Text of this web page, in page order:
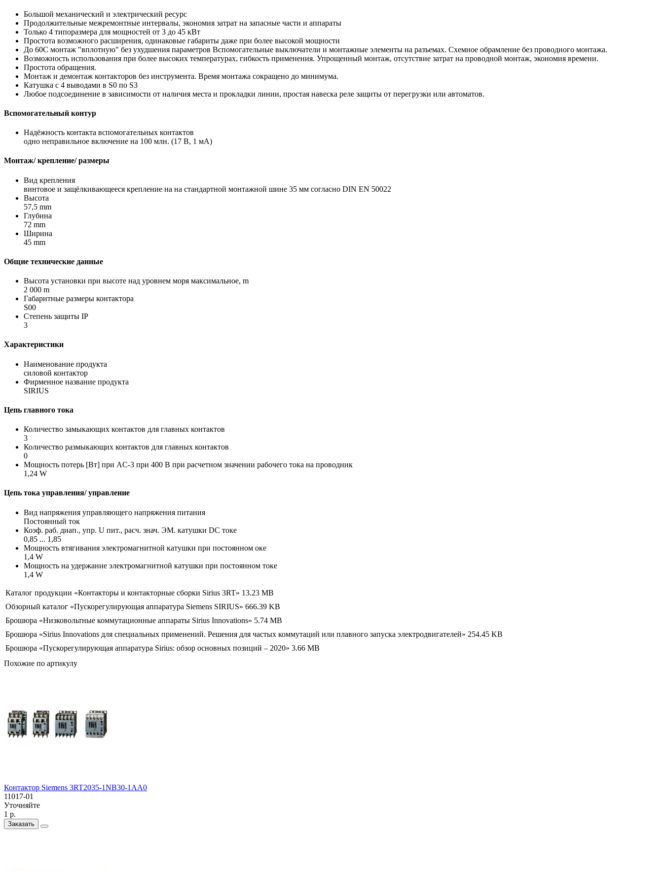
Большой механический и электрический ресурс
Продолжительные межремонтные интервалы, экономия затрат на запасные части и аппараты
Только 4 типоразмера для мощностей от 3 до 45 кВт
Простота возможного расширения, одинаковые габариты даже при более высокой мощности
До 60С монтаж "вплотную" без ухудшения параметров Вспомогательные выключатели и монтажные элементы на разъемах. Схемное обрамление без проводного монтажа.
Возможность использования при более высоких температурах, гибкость применения. Упрощенный монтаж, отсутствие затрат на проводной монтаж, экономия времени.
Простота обращения.
Монтаж и демонтаж контакторов без инструмента. Время монтажа сокращено до минимума.
Катушка с 4 выводами в S0 по S3
Любое подсоединение в зависимости от наличия места и прокладки линии, простая навеска реле защиты от перегрузки или автоматов.
Вспомогательный контур
Надёжность контакта вспомогательных контактов
одно неправильное включение на 100 млн. (17 В, 1 мА)
Монтаж/ крепление/ размеры
Вид крепления
винтовое и защёлкивающееся крепление на на стандартной монтажной шине 35 мм согласно DIN EN 50022
Высота
57,5 mm
Глубина
72 mm
Ширина
45 mm
Общие технические данные
Высота установки при высоте над уровнем моря максимальное, m
2 000 m
Габаритные размеры контактора
S00
Степень защиты IP
3
Характеристики
Наименование продукта
силовой контактор
Фирменное название продукта
SIRIUS
Цепь главного тока
Количество замыкающих контактов для главных контактов
3
Количество размыкающих контактов для главных контактов
0
Мощность потерь [Вт] при AC-3 при 400 В при расчетном значении рабочего тока на проводник
1,24 W
Цепь тока управления/ управление
Вид напряжения управляющего напряжения питания
Постоянный ток
Коэф. раб. диап., упр. U пит., расч. знач. ЭМ. катушки DC токе
0,85 ... 1,85
Мощность втягивания электромагнитной катушки при постоянном оке
1,4 W
Мощность на удержание электромагнитной катушки при постоянном токе
1,4 W
Каталог продукции «Контакторы и контакторные сборки Sirius 3RT» 13.23 MB
Обзорный каталог «Пускорегулирующая аппаратура Siemens SIRIUS» 666.39 KB
Брошюра «Низковольтные коммутационные аппараты Sirius Innovations» 5.74 MB
Брошюра «Sirius Innovations для специальных применений. Решения для частых коммутаций или плавного запуска электродвигателей» 254.45 KB
Брошюра «Пускорегулирующая аппаратура Sirius: обзор основных позиций – 2020» 3.66 MB
Похожие по артикулу
Контактор Siemens 3RT2035-1NB30-1AA0
11017-01
Уточняйте
1 р.
Заказать